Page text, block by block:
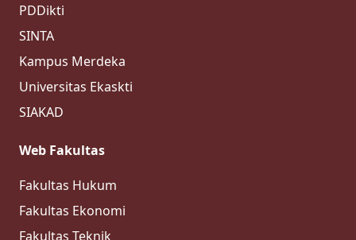
PDDikti
SINTA
Kampus Merdeka
Universitas Ekaskti
SIAKAD
Web Fakultas
Fakultas Hukum
Fakultas Ekonomi
Fakultas Teknik